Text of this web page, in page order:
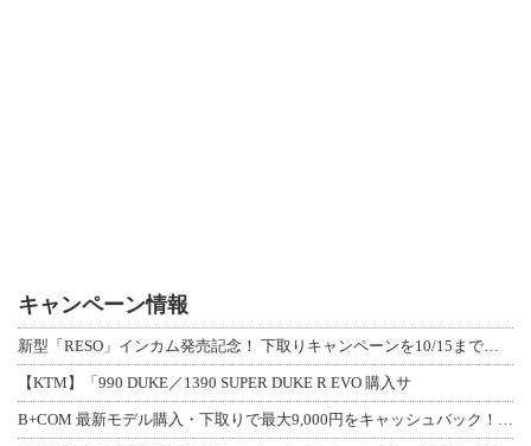
キャンペーン情報
新型「RESO」インカム発売記念！ 下取りキャンペーンを10/15まで延長して開
【KTM】「990 DUKE／1390 SUPER DUKE R EVO 購入サ
B+COM 最新モデル購入・下取りで最大9,000円をキャッシュバック！「B+F